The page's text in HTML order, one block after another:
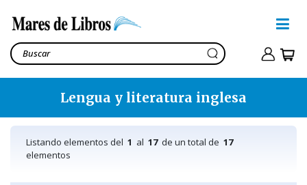
Lengua y literatura inglesa
Listando elementos del 1 al 17de un total de 17
elementos